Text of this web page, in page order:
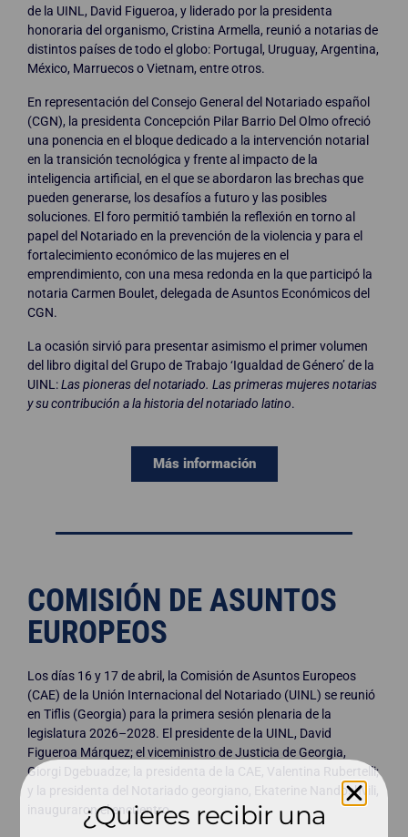
de la UINL, David Figueroa, y liderado por la presidenta
honoraria del organismo, Cristina Armella, reunió a notarias de
distintos países de todo el globo: Portugal, Uruguay, Argentina,
México, Marruecos o Vietnam, entre otros.
En representación del Consejo General del Notariado español
(CGN), la presidenta Concepción Pilar Barrio Del Olmo ofreció
una ponencia en el bloque dedicado a la intervención notarial
en la transición tecnológica y frente al impacto de la
inteligencia artificial, en el que se abordaron las brechas que
pueden generarse, los desafíos a futuro y las posibles
soluciones. El foro permitió también la reflexión en torno al
papel del Notariado en la prevención de la violencia y para el
fortalecimiento económico de las mujeres en el
emprendimiento, con una mesa redonda en la que participó la
notaria Carmen Boulet, delegada de Asuntos Económicos del
CGN.
La ocasión sirvió para presentar asimismo el primer volumen
del libro digital del Grupo de Trabajo ‘Igualdad de Género’ de la
UINL:Las pioneras del notariado. Las primeras mujeres notarias
y su contribución a la historia del notariado latino.
Más información
COMISIÓN DE ASUNTOS
EUROPEOS
Los días 16 y 17 de abril, la Comisión de Asuntos Europeos
(CAE) de la Unión Internacional del Notariado (UINL) se reunió
en Tiflis (Georgia) para la primera sesión plenaria de la
legislatura 2026–2028. El presidente de la UINL, David
Figueroa Márquez; el viceministro de Justicia de Georgia,
Giorgi Dgebuadze; la presidenta de la CAE, Valentina Rubertelli;
y la presidenta del Notariado georgiano, Ekaterine Nandoshvili,
inauguraron el encuentro.
¿Quieres recibir una